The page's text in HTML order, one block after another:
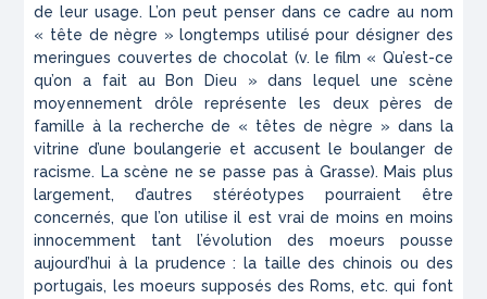
de leur usage. L’on peut penser dans ce cadre au nom
« tête de nègre » longtemps utilisé pour désigner des
meringues couvertes de chocolat (v. le film « Qu’est-ce
qu’on a fait au Bon Dieu » dans lequel une scène
moyennement drôle représente les deux pères de
famille à la recherche de « têtes de nègre » dans la
vitrine d’une boulangerie et accusent le boulanger de
racisme. La scène ne se passe pas à Grasse). Mais plus
largement, d’autres stéréotypes pourraient être
concernés, que l’on utilise il est vrai de moins en moins
innocemment tant l’évolution des moeurs pousse
aujourd’hui à la prudence : la taille des chinois ou des
portugais, les moeurs supposés des Roms, etc. qui font